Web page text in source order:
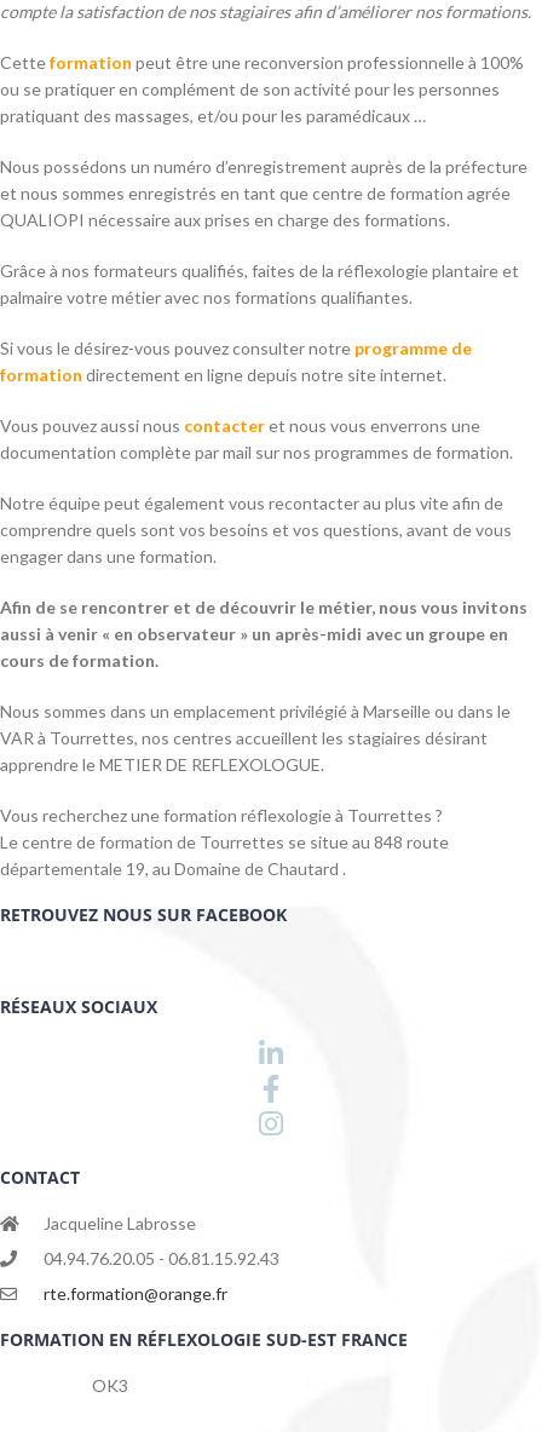
compte la satisfaction de nos stagiaires afin d’améliorer nos formations.
Cetteformation peut être une reconversion professionnelle à 100%
ou se pratiquer en complément de son activité pour les personnes
pratiquant des massages, et/ou pour les paramédicaux …
Nous possédons un numéro d’enregistrement auprès de la préfecture
et nous sommes enregistrés en tant que centre de formation agrée
QUALIOPI nécessaire aux prises en charge des formations.
Grâce à nos formateurs qualifiés, faites de la réflexologie plantaire et
palmaire votre métier avec nos formations qualifiantes.
Si vous le désirez-vous pouvez consulter notre programme de
formation directement en ligne depuis notre site internet.
Vous pouvez aussi nous contacteret nous vous enverrons une
documentation complète par mail sur nos programmes de formation.
Notre équipe peut également vous recontacter au plus vite afin de
comprendre quels sont vos besoins et vos questions, avant de vous
engager dans une formation.
Afin de se rencontrer et de découvrir le métier, nous vous invitons
aussi à venir « en observateur » un après-midi avec un groupe en
cours de formation.
Nous sommes dans un emplacement privilégié à Marseille ou dans le
VAR à Tourrettes, nos centres accueillent les stagiaires désirant
apprendre le METIER DE REFLEXOLOGUE.
Vous recherchez une formation réflexologie à Tourrettes ?
Le centre de formation de Tourrettes se situe au 848 route
départementale 19, au Domaine de Chautard .
RETROUVEZ NOUS SUR FACEBOOK
RÉSEAUX SOCIAUX
CONTACT
Jacqueline Labrosse
04.94.76.20.05 - 06.81.15.92.43
rte.formation@orange.fr
FORMATION EN RÉFLEXOLOGIE SUD-EST FRANCE
OK3